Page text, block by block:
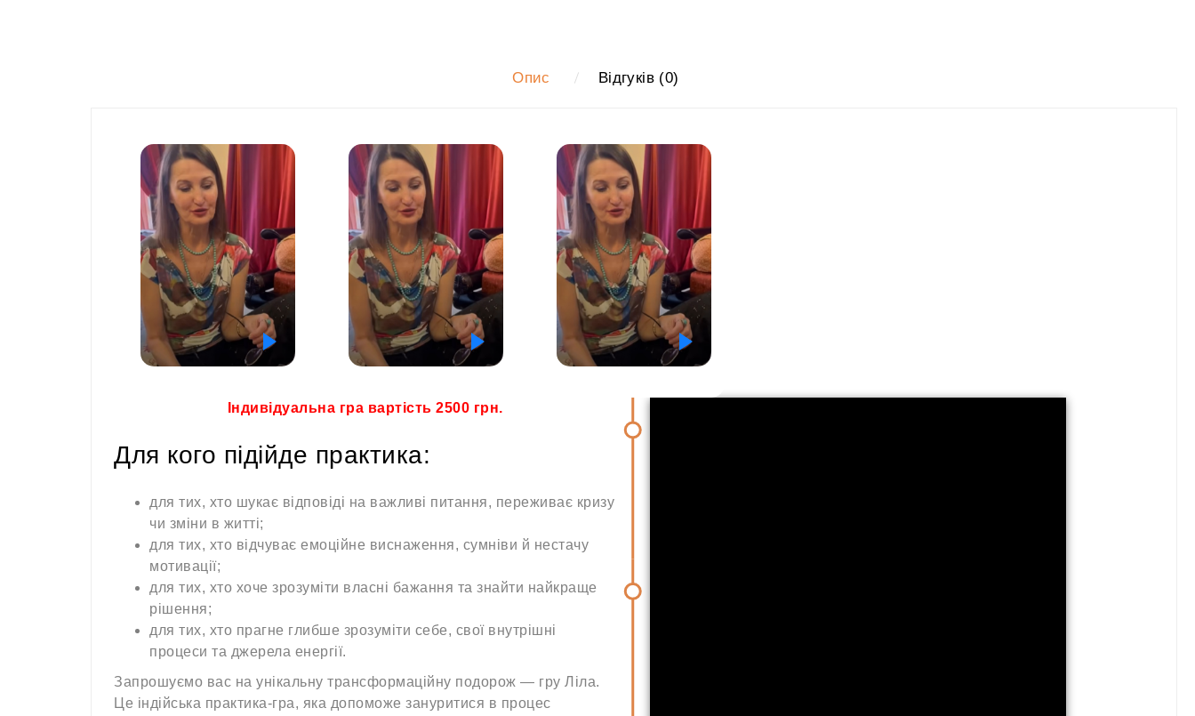
Опис Відгуків (0)
Індивідуальна гра вартість 2500 грн.
Для кого підійде практика:
для тих, хто шукає відповіді на важливі питання, переживає кризу
чи зміни в житті;
для тих, хто відчуває емоційне виснаження, сумніви й нестачу
мотивації;
для тих, хто хоче зрозуміти власні бажання та знайти найкраще
рішення;
для тих, хто прагне глибше зрозуміти себе, свої внутрішні
процеси та джерела енергії.
Запрошуємо вас на унікальну трансформаційну подорож — гру Ліла.
Це індійська практика-гра, яка допоможе зануритися в процес